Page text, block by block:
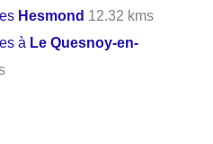
Hesmond 12.32 kms
à Le Quesnoy-en-